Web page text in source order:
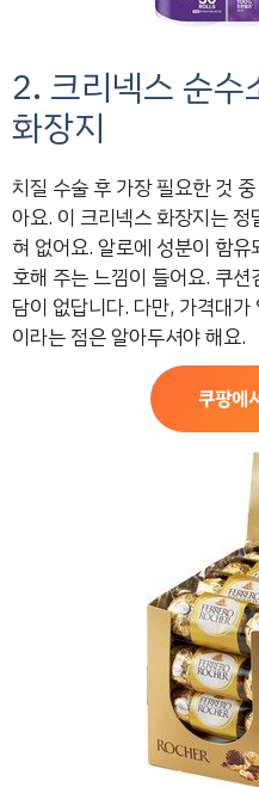
2. 크리넥스 순수
화장지
치질 수술 후 가장 필요한 것
아요. 이 크리넥스 화장지는
혀 없어요. 알로에 성분이 함
호해 주는 느낌이 들어요. 쿠
담이 없답니다. 다만, 가격대
이라는 점은 알아두셔야 해요.
쿠팡에